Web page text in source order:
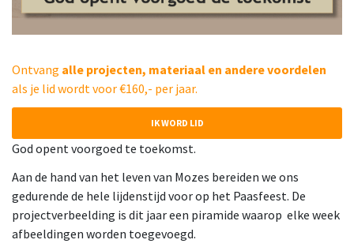
God opent voorgoed te toekomst.
Aan de hand van het leven van Mozes bereiden we ons
gedurende de hele lijdenstijd voor op het Paasfeest. De
projectverbeelding is dit jaar een piramide waarop elke week
afbeeldingen worden toegevoegd.
Ontvang alle projecten, materiaal en andere voordelen
als je lid wordt voor €160,- per jaar.
IK WORD LID